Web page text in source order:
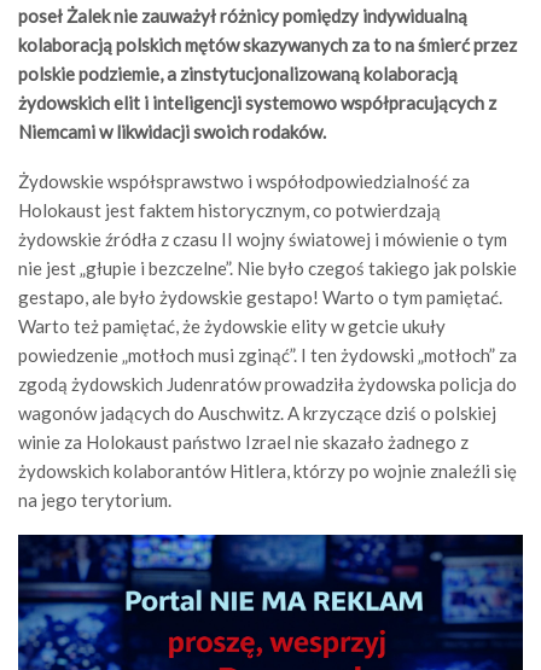
poseł Żalek nie zauważył różnicy pomiędzy indywidualną
kolaboracją polskich mętów skazywanych za to na śmierć przez
polskie podziemie, a zinstytucjonalizowaną kolaboracją
żydowskich elit i inteligencji systemowo współpracujących z
Niemcami w likwidacji swoich rodaków.
Żydowskie współsprawstwo i współodpowiedzialność za
Holokaust jest faktem historycznym, co potwierdzają
żydowskie źródła z czasu II wojny światowej i mówienie o tym
nie jest „głupie i bezczelne”. Nie było czegoś takiego jak polskie
gestapo, ale było żydowskie gestapo! Warto o tym pamiętać.
Warto też pamiętać, że żydowskie elity w getcie ukuły
powiedzenie „motłoch musi zginąć”. I ten żydowski „motłoch” za
zgodą żydowskich Judenratów prowadziła żydowska policja do
wagonów jadących do Auschwitz. A krzyczące dziś o polskiej
winie za Holokaust państwo Izrael nie skazało żadnego z
żydowskich kolaborantów Hitlera, którzy po wojnie znaleźli się
na jego terytorium.